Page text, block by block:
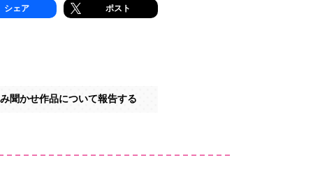
シェア ポスト
聞かせ作品について報告する